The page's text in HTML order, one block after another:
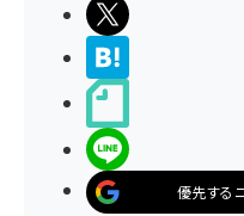
優先する